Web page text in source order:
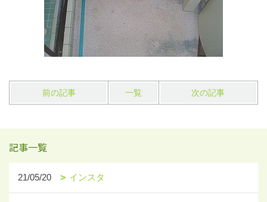
前の記事 一覧 次の記事
記事一覧
21/05/20 インスタ